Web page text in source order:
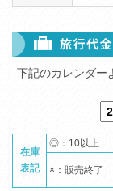
在庫
表記
◎：10以上
×：販売終了